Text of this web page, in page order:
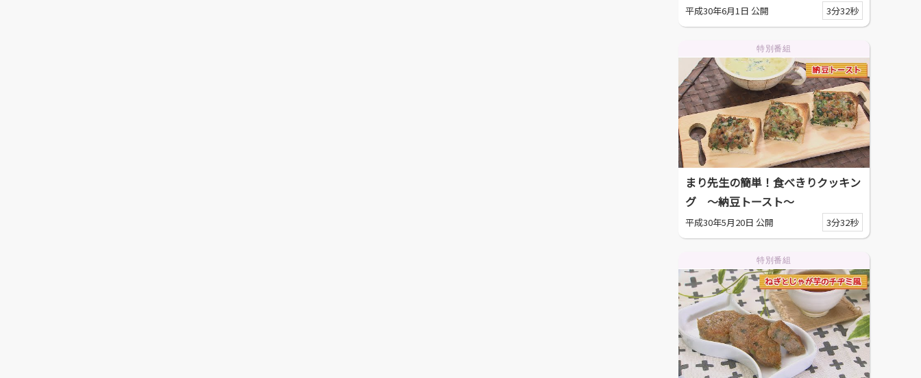
平成30年6月1日 公開 3分32秒
特別番組
まり先生の簡単！食べきりクッキン
グ ～納豆トースト～
平成30年5月20日 公開 3分32秒
特別番組